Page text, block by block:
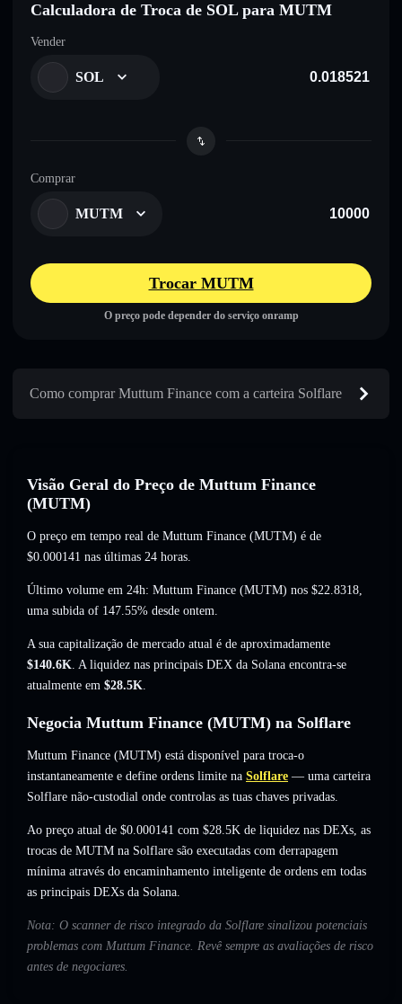
Calculadora de Troca de SOL para MUTM
Vender
SOL
Comprar
MUTM
Trocar MUTM
O preço pode depender do serviço onramp
Como comprar Muttum Finance com a carteira Solflare
Visão Geral do Preço de Muttum Finance
(MUTM)
O preço em tempo real de Muttum Finance (MUTM) é de
$0.000141 nas últimas 24 horas.
Último volume em 24h: Muttum Finance (MUTM) nos $22.8318,
uma subida of 147.55% desde ontem.
A sua capitalização de mercado atual é de aproximadamente
$140.6K. A liquidez nas principais DEX da Solana encontra-se
atualmente em $28.5K.
Negocia Muttum Finance (MUTM) na Solflare
Muttum Finance (MUTM) está disponível para troca-o
instantaneamente e define ordens limite na Solflare — uma carteira
Solflare não-custodial onde controlas as tuas chaves privadas.
Ao preço atual de $0.000141 com $28.5K de liquidez nas DEXs, as
trocas de MUTM na Solflare são executadas com derrapagem
mínima através do encaminhamento inteligente de ordens em todas
as principais DEXs da Solana.
Nota: O scanner de risco integrado da Solflare sinalizou potenciais
problemas com Muttum Finance. Revê sempre as avaliações de risco
antes de negociares.